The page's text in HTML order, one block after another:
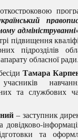
підвищення
підрозділів
обласної
Тамара
та службових
– заступник
та